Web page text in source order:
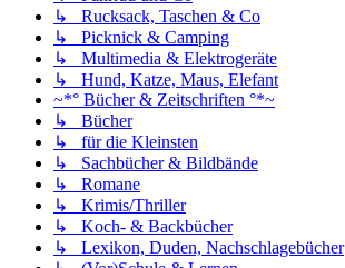
↳ Rucksack, Taschen & Co
↳ Picknick & Camping
↳ Multimedia & Elektrogeräte
↳ Hund, Katze, Maus, Elefant
~*° Bücher & Zeitschriften °*~
↳ Bücher
↳ für die Kleinsten
↳ Sachbücher & Bildbände
↳ Romane
↳ Krimis/Thriller
↳ Koch- & Backbücher
↳ Lexikon, Duden, Nachschlagebücher